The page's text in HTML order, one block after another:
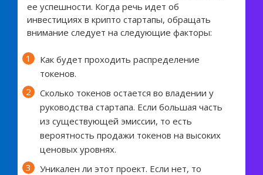
ее успешности. Когда речь идет об
инвестициях в крипто стартапы, обращать
внимание следует на следующие факторы:
Как будет проходить распределение
токенов.
Сколько токенов остается во владении у
руководства стартапа. Если большая часть
из существующей эмиссии, то есть
вероятность продажи токенов на высоких
ценовых уровнях.
Уникален ли этот проект. Если нет, то